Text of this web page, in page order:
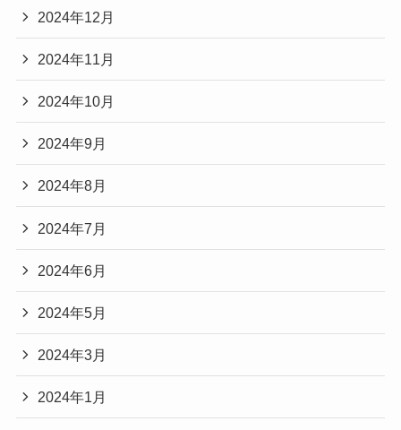
2024年12月
2024年11月
2024年10月
2024年9月
2024年8月
2024年7月
2024年6月
2024年5月
2024年3月
2024年1月